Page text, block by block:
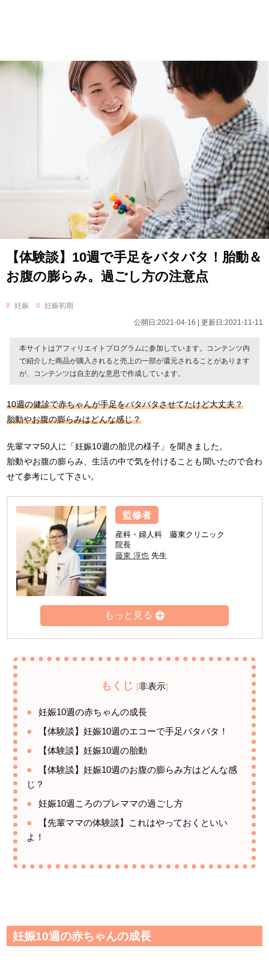
【体験談】10週で手足をバタバタ！胎動＆
お腹の膨らみ。過ごし方の注意点
妊娠
妊娠初期
公開日:2021-04-16 | 更新日:2021-11-11
本サイトはアフィリエイトプログラムに参加しています。コンテンツ内
で紹介した商品が購入されると売上の一部が還元されることがあります
が、コンテンツは自主的な意思で作成しています。
10週の健診で赤ちゃんが手足をバタバタさせてたけど大丈夫？
胎動やお腹の膨らみはどんな感じ？
先輩ママ50人に「妊娠10週の胎児の様子」を聞きました。
胎動やお腹の膨らみ、生活の中で気を付けることも聞いたので合わ
せて参考にして下さい。
監修者
産科・婦人科 藤東クリニック
院長
藤東 淳也 先生
もくじ [非表示]
妊娠10週の赤ちゃんの成長
【体験談】妊娠10週のエコーで手足バタバタ！
【体験談】妊娠10週の胎動
【体験談】妊娠10週のお腹の膨らみ方はどんな感
じ？
妊娠10週ころのプレママの過ごし方
【先輩ママの体験談】これはやっておくといい
よ！
妊娠10週の赤ちゃんの成長